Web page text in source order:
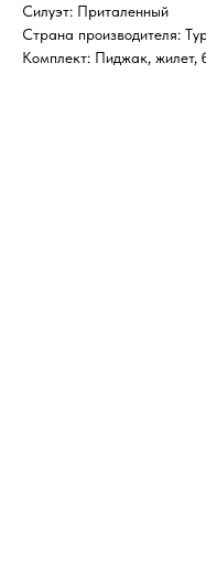
Силуэт: Приталенный
Страна производителя:
Комплект: Пиджак, жилет,